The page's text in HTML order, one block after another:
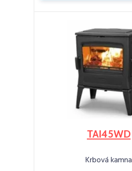
TAI45WD
Krbová kamna